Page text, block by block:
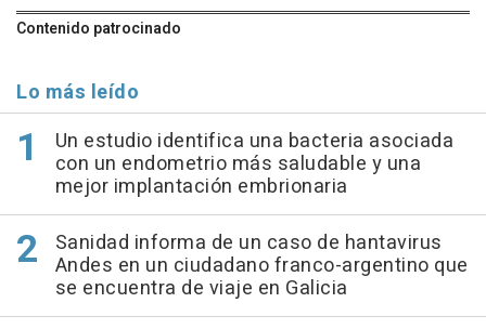
Contenido patrocinado
Lo más leído
Un estudio identifica una bacteria asociada
con un endometrio más saludable y una
mejor implantación embrionaria
Sanidad informa de un caso de hantavirus
Andes en un ciudadano franco-argentino que
se encuentra de viaje en Galicia